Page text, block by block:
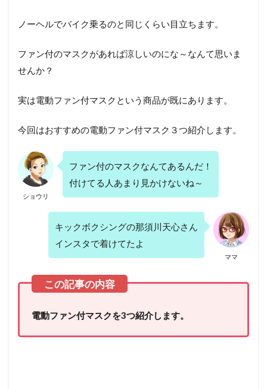
ノーヘルでバイク乗るのと同じくらい目立ちます。
ファン付のマスクがあれば涼しいのにな～なんて思いま
せんか？
実は電動ファン付マスクという商品が既にあります。
今回はおすすめの電動ファン付マスク３つ紹介します。
ショウリ
ファン付のマスクなんてあるんだ！
付けてる人あまり見かけないね～
ママ
キックボクシングの那須川天心さん
インスタで着けてたよ
電動ファン付マスクを3つ紹介します。